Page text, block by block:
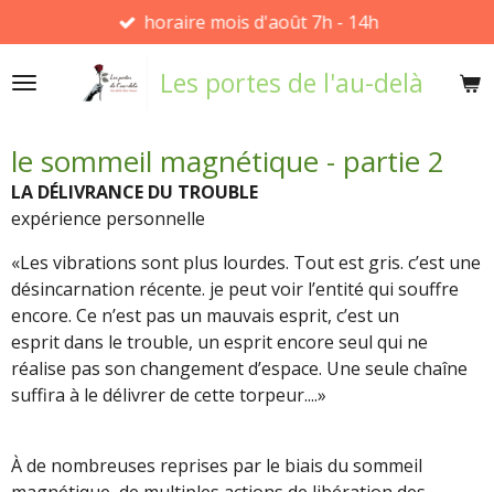
au
contenu
Les portes de l'au-delà
horaire mois d'août 7h - 14h
le sommeil magnétique - partie 2
LA DÉLIVRANCE DU TROUBLE
expérience personnelle
«Les vibrations sont plus lourdes. Tout est gris. c’est une
désincarnation récente. je peut voir l’entité qui souffre
encore. Ce n’est pas un mauvais esprit, c’est un
esprit dans le trouble, un esprit encore seul qui ne
réalise pas son changement d’espace. Une seule chaîne
suffira à le délivrer de cette torpeur....»
À de nombreuses reprises par le biais du sommeil